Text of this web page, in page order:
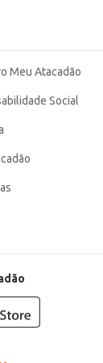
composição
Meu Atacadão
Social